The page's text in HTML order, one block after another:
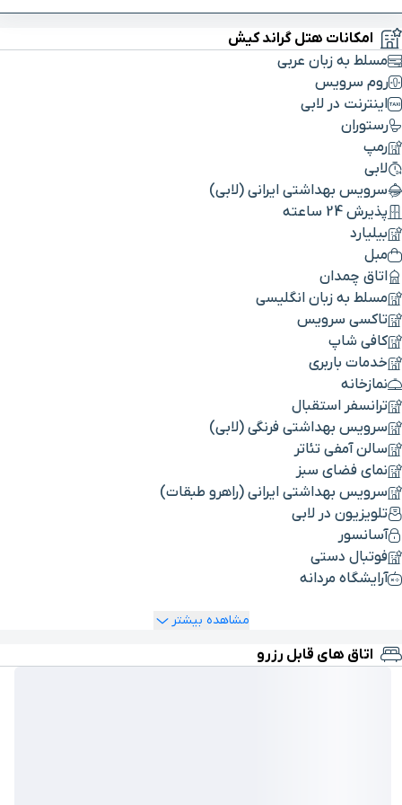
امکانات هتل گراند کیش
مسلط به زبان عربی
روم سرویس
اینترنت در لابی
رستوران
رمپ
لابی
سرویس بهداشتی ایرانی (لابی)
پذیرش 24 ساعته
بیلیارد
مبل
اتاق چمدان
مسلط به زبان انگلیسی
تاکسی سرویس
کافی شاپ
خدمات باربری
نمازخانه
ترانسفر استقبال
سرویس بهداشتی فرنگی (لابی)
سالن آمفی تئاتر
نمای فضای سبز
سرویس بهداشتی ایرانی (راهرو طبقات)
تلویزیون در لابی
آسانسور
فوتبال دستی
آرایشگاه مردانه
مشاهده بیشتر
اتاق های قابل رزرو